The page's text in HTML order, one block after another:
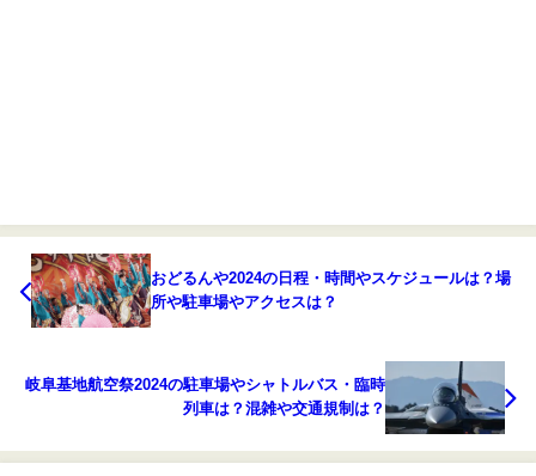
おどるんや2024の日程・時間やスケジュールは？場
所や駐車場やアクセスは？
岐阜基地航空祭2024の駐車場やシャトルバス・臨時
列車は？混雑や交通規制は？